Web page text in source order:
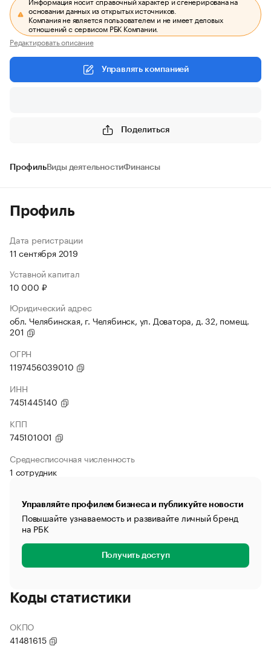
основании данных из открытых источников.
Компания не является пользователем и не имеет деловых
отношений с сервисом РБК Компании.
Редактировать описание
Управлять компанией
Поделиться
ПрофильВиды деятельностиФинансы
Профиль
Дата регистрации
11 сентября 2019
Уставной капитал
10 000 ₽
Юридический адрес
обл. Челябинская, г. Челябинск, ул. Доватора, д. 32, помещ.
201
ОГРН
1197456039010
ИНН
7451445140
КПП
745101001
Среднесписочная численность
1 сотрудник
Управляйте профилем бизнеса и публикуйте новости
Повышайте узнаваемость и развивайте личный бренд
на РБК
Получить доступ
Коды статистики
ОКПО
41481615